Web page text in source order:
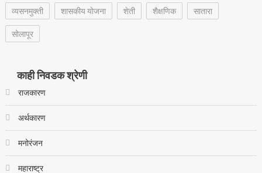
व्यसनमुक्ती
शासकीय योजना शेती शैक्षणिक
सातारा
सोलापूर
काही निवडक श्रेणी
राजकारण
अर्थकारण
मनोरंजन
महाराष्ट्र